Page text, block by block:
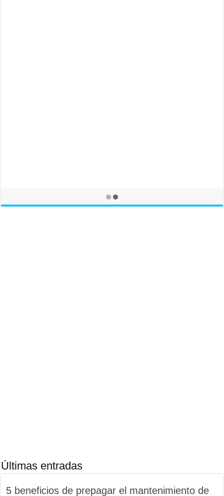
Últimas entradas
5 beneficios de prepagar el mantenimiento de